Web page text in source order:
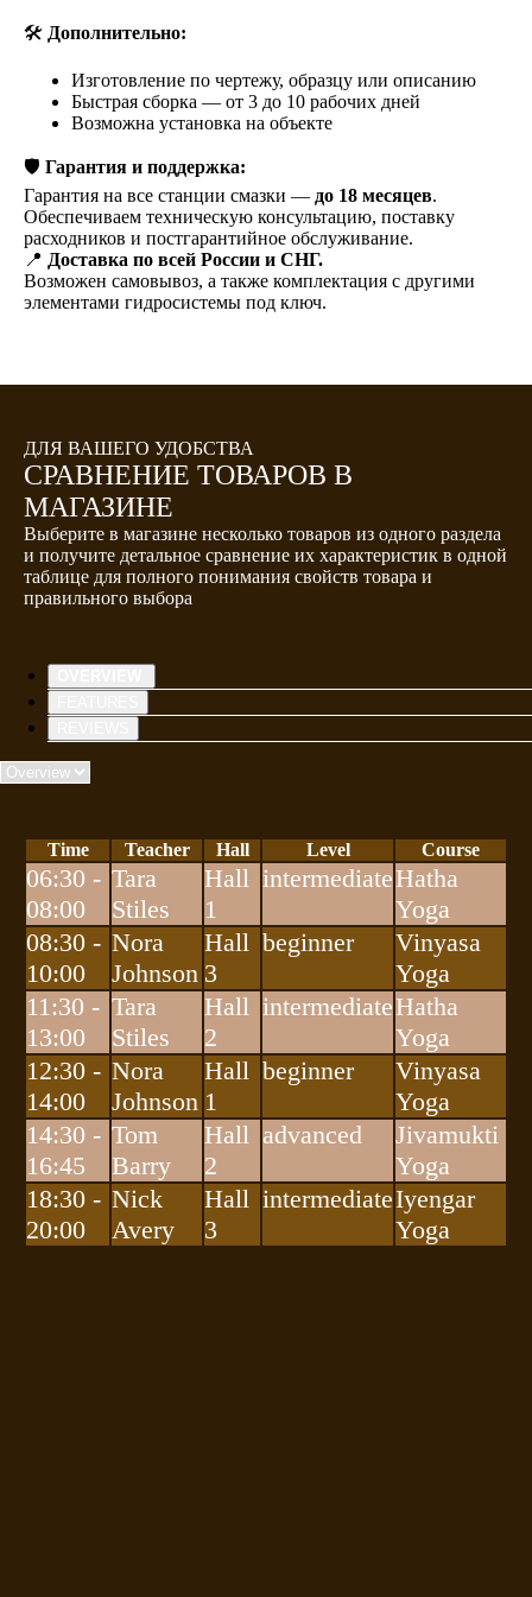
🛠️ Дополнительно:
Изготовление по чертежу, образцу или описанию
Быстрая сборка — от 3 до 10 рабочих дней
Возможна установка на объекте
🛡️ Гарантия и поддержка:
Гарантия на все станции смазки — до 18 месяцев.
Обеспечиваем техническую консультацию, поставку
расходников и постгарантийное обслуживание.
📍 Доставка по всей России и СНГ.
Возможен самовывоз, а также комплектация с другими
элементами гидросистемы под ключ.
ДЛЯ ВАШЕГО УДОБСТВА
СРАВНЕНИЕ ТОВАРОВ В
МАГАЗИНЕ
Выберите в магазине несколько товаров из одного раздела
и получите детальное сравнение их характеристик в одной
таблице для полного понимания свойств товара и
правильного выбора
Time Teacher Hall Level Course
06:30 -
08:00
Tara
Stiles
Hall
1
intermediateHatha
Yoga
08:30 -
10:00
Nora
Johnson
Hall
3
beginner
Vinyasa
Yoga
11:30 -
13:00
Tara
Stiles
Hall
2
intermediateHatha
Yoga
12:30 -
14:00
Nora
Johnson
Hall
1
beginner
Vinyasa
Yoga
14:30 -
16:45
Tom
Barry
Hall
2
advanced
Jivamukti
Yoga
18:30 -
20:00
Nick
Avery
Hall
3
intermediateIyengar
Yoga